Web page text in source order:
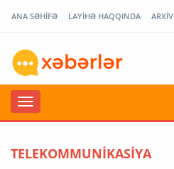
ANA SƏHİFƏ LAYİHƏ HAQQINDA ARXİV
TELEKOMMUNİKASİYA